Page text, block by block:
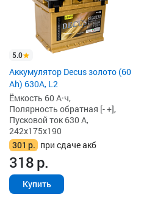
5.0
Аккумулятор Decus золото (60
Ah) 630A, L2
Ёмкость 60 А·ч,
Полярность обратная [- +],
Пусковой ток 630 А,
242x175x190
301 р. при сдаче акб
318р.
Купить